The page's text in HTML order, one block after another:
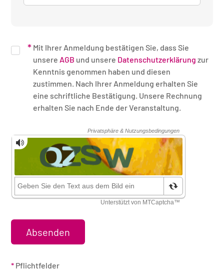
Mit Ihrer Anmeldung bestätigen Sie, dass Sie
unsere AGB und unsere Datenschutzerklärung zur
Kenntnis genommen haben und diesen
zustimmen. Nach Ihrer Anmeldung erhalten Sie
eine schriftliche Bestätigung. Unsere Rechnung
erhalten Sie nach Ende der Veranstaltung.
Sicherheitsüberprüfung
* Pflichtfelder